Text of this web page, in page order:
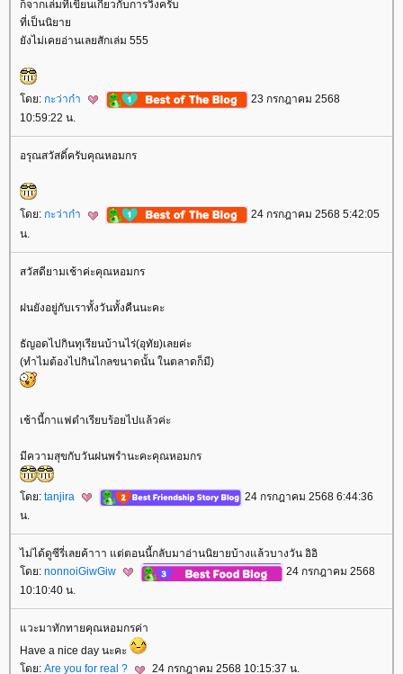
ก็จากเล่มที่เขียนเกี่ยวกับการวิ่งครับ
ที่เป็นนิยา
ังไม่เคยอ่านเลยสักเล่ม 555
ดย: กะว่าก๋า
23 กรกฎาคม 2568
10:59:22 น.
อรุณสวัสดิ์ครับคุณหอมกร
ดย: กะว่าก๋า
24 กรกฎาคม 2568 5:42:05
น.
สวัสดียามเช้าค่ะคุณหอมกร
ฝนยังอยู่กับเราทั้งวันทั้งคืนนะคะ
ธัญอดไปกินทุเรียนบ้านไร่(อุทัย)เลยค่ะ
(ทำไมต้องไปกินไกลขนาดนั้น ในตลาดก็มี)
เช้านี้กาแฟดำเรียบร้อยไปแล้วค่ะ
มีความสุขกับวันฝนพรำนะคะคุณหอมกร
ดย: tanjira
24 กรกฎาคม 2568 6:44:36
น.
ไม่ได้ดูซีรี่เลยค้าาา แต่ตอนนี้กลับมาอ่านนิยายบ้างแล้วบางวัน อิอิ
ดย: nonnoiGiwGiw
24 กรกฎาคม 2568
10:10:40 น.
วะมาทักทายคุณหอมกรค่า
Have a nice day นะคะ
ดย: Are you for real ? 24 กรกฎาคม 2568 10:15:37 น.